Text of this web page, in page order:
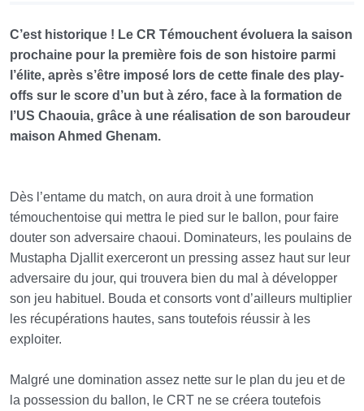
C’est historique ! Le CR Témouchent évoluera la saison
prochaine pour la première fois de son histoire parmi
l’élite, après s’être imposé lors de cette finale des play-
offs sur le score d’un but à zéro, face à la formation de
l’US Chaouia, grâce à une réalisation de son baroudeur
maison Ahmed Ghenam.
Dès l’entame du match, on aura droit à une formation
témouchentoise qui mettra le pied sur le ballon, pour faire
douter son adversaire chaoui. Dominateurs, les poulains de
Mustapha Djallit exerceront un pressing assez haut sur leur
adversaire du jour, qui trouvera bien du mal à développer
son jeu habituel. Bouda et consorts vont d’ailleurs multiplier
les récupérations hautes, sans toutefois réussir à les
exploiter.
Malgré une domination assez nette sur le plan du jeu et de
la possession du ballon, le CRT ne se créera toutefois